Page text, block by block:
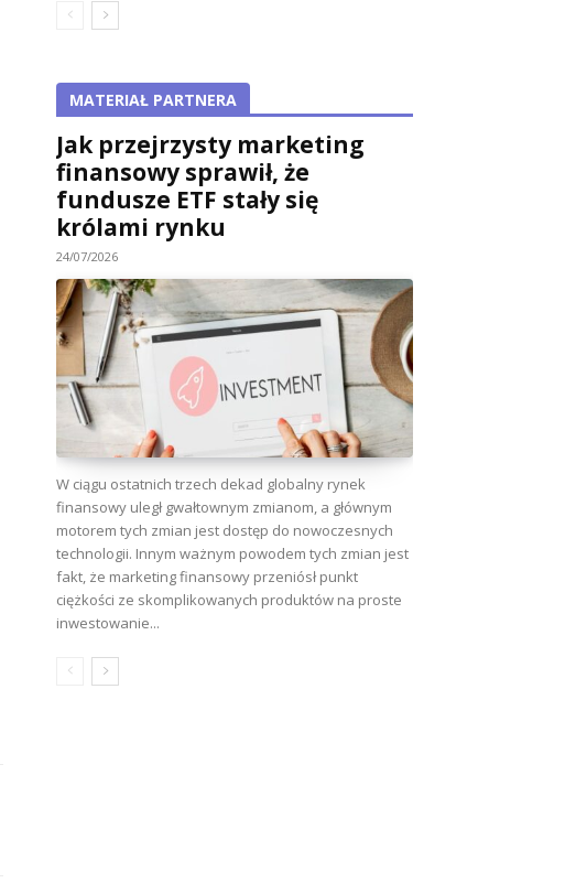
MATERIAŁ PARTNERA
Jak przejrzysty marketing
finansowy sprawił, że
fundusze ETF stały się
królami rynku
24/07/2026
W ciągu ostatnich trzech dekad globalny rynek
finansowy uległ gwałtownym zmianom, a głównym
motorem tych zmian jest dostęp do nowoczesnych
technologii. Innym ważnym powodem tych zmian jest
fakt, że marketing finansowy przeniósł punkt
ciężkości ze skomplikowanych produktów na proste
inwestowanie...